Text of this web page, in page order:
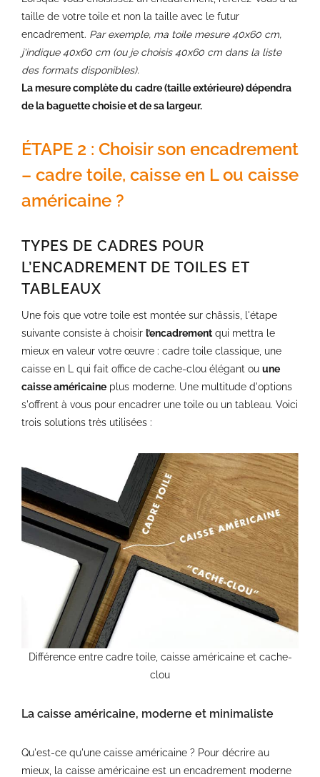
taille de votre toile et non la taille avec le futur
encadrement. Par exemple, ma toile mesure 40x60 cm,
j'indique 40x60 cm (ou je choisis 40x60 cm dans la liste
des formats disponibles).
La mesure complète du cadre (taille extérieure) dépendra
de la baguette choisie et de sa largeur.
ÉTAPE 2 : Choisir son encadrement
– cadre toile, caisse en L ou caisse
américaine ?
TYPES DE CADRES POUR
L’ENCADREMENT DE TOILES ET
TABLEAUX
Une fois que votre toile est montée sur châssis, l'étape
suivante consiste à choisir l’encadrement qui mettra le
mieux en valeur votre œuvre : cadre toile classique, une
caisse en L qui fait office de cache-clou élégant ou une
caisse américaine plus moderne. Une multitude d'options
s'offrent à vous pour encadrer une toile ou un tableau. Voici
trois solutions très utilisées :
Différence entre cadre toile, caisse américaine et cache-
clou
La caisse américaine, moderne et minimaliste
Qu'est-ce qu'une caisse américaine ? Pour décrire au
mieux, la caisse américaine est un encadrement moderne